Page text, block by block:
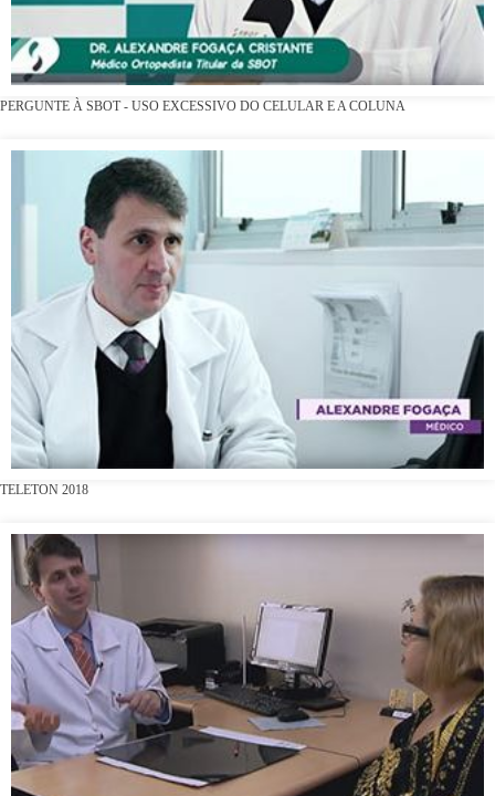
PERGUNTE À SBOT - USO EXCESSIVO DO CELULAR E A COLUNA
TELETON 2018